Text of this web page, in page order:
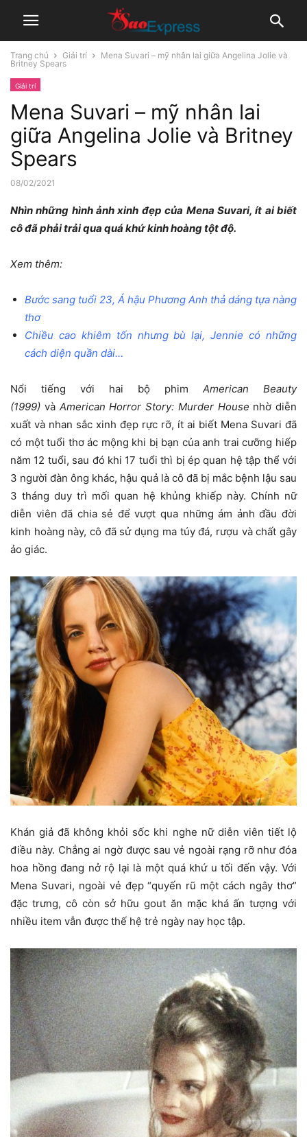
Trang chủ Giải trí
Mena Suvari – mỹ nhân lai giữa Angelina Jolie và
Britney Spears
Giải trí
Mena Suvari – mỹ nhân lai
giữa Angelina Jolie và Britney
Spears
08/02/2021
Nhìn những hình ảnh xinh đẹp của Mena Suvari, ít ai biết
cô đã phải trải qua quá khứ kinh hoàng tột độ.
Xem thêm:
Bước sang tuổi 23, Á hậu Phương Anh thả dáng tựa nàng
thơ
Chiều cao khiêm tốn nhưng bù lại, Jennie có những
cách diện quần dài…
Nổi tiếng với hai bộ phim American Beauty
(1999) và American Horror Story: Murder House nhờ diễn
xuất và nhan sắc xinh đẹp rực rỡ, ít ai biết Mena Suvari đã
có một tuổi thơ ác mộng khi bị bạn của anh trai cưỡng hiếp
năm 12 tuổi, sau đó khi 17 tuổi thì bị ép quan hệ tập thể với
3 người đàn ông khác, hậu quả là cô đã bị mắc bệnh lậu sau
3 tháng duy trì mối quan hệ khủng khiếp này. Chính nữ
diễn viên đã chia sẻ để vượt qua những ám ảnh đầu đời
kinh hoàng này, cô đã sử dụng ma túy đá, rượu và chất gây
ảo giác.
Khán giả đã không khỏi sốc khi nghe nữ diễn viên tiết lộ
điều này. Chẳng ai ngờ được sau vẻ ngoài rạng rỡ như đóa
hoa hồng đang nở rộ lại là một quá khứ u tối đến vậy. Với
Mena Suvari, ngoài vẻ đẹp “quyến rũ một cách ngây thơ”
đặc trưng, cô còn sở hữu gout ăn mặc khá ấn tượng với
nhiều item vẫn được thế hệ trẻ ngày nay học tập.